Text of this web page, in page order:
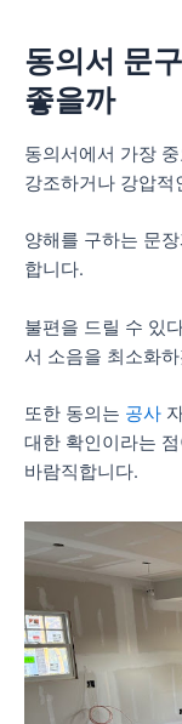
동의서 문
좋을까
동의서에서 가장
강조하거나 강압적
양해를 구하는 문
합니다.
불편을 드릴 수 있
서 소음을 최소화
또한 동의는 공사
대한 확인이라는
바람직합니다.